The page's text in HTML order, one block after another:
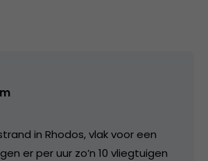
in Rhodos, vlak voor een
er per uur zo’n 10 vliegtuigen